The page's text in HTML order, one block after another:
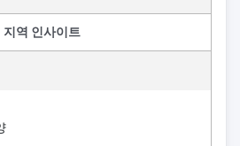
지역 인사이트